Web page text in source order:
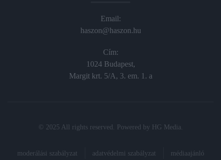
Email:
haszon@haszon.hu
Cím:
1024 Budapest,
Margit krt. 5/A, 3. em. 1. a
© 2025 All rights reserved. Powered by HG Media
moderálási szabályzat adatvédelmi szabályzat médiaajánló